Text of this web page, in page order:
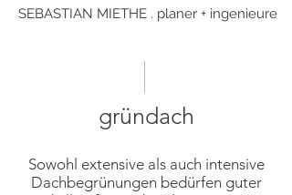
SEBASTIAN MIETHE . planer + ingenieure
gründach
Sowohl extensive als auch intensive
Dachbegrünungen bedürfen guter